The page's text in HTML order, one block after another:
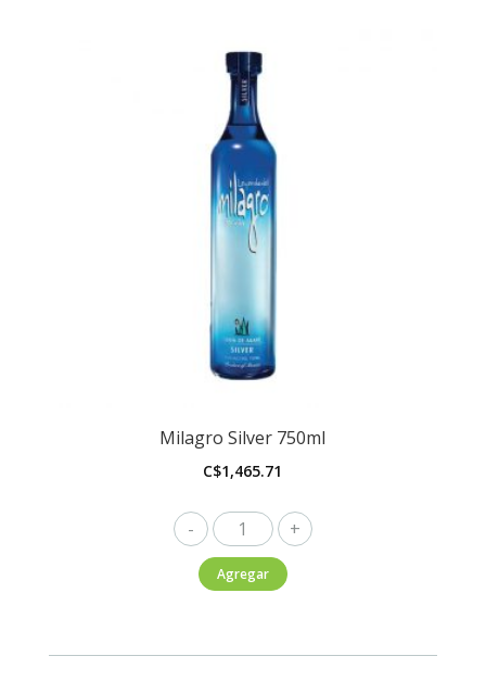
Milagro Silver 750ml
C$1,465.71
Milagro
Silver
750ml
Agregar